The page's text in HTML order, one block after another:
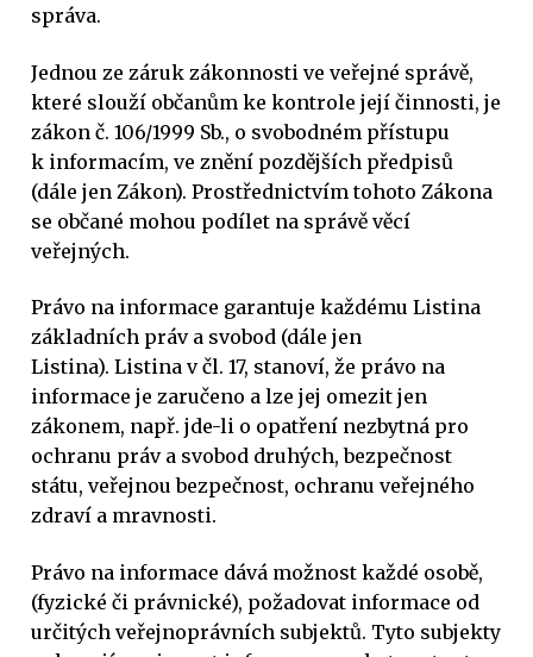
správa.
Jednou ze záruk zákonnosti ve veřejné správě,
které slouží občanům ke kontrole její činnosti, je
zákon č. 106/1999 Sb., o svobodném přístupu
k informacím, ve znění pozdějších předpisů
(dále jen Zákon). Prostřednictvím tohoto Zákona
se občané mohou podílet na správě věcí
veřejných.
Právo na informace garantuje každému Listina
základních práv a svobod (dále jen
Listina). Listina v čl. 17, stanoví, že právo na
informace je zaručeno a lze jej omezit jen
zákonem, např. jde-li o opatření nezbytná pro
ochranu práv a svobod druhých, bezpečnost
státu, veřejnou bezpečnost, ochranu veřejného
zdraví a mravnosti.
Právo na informace dává možnost každé osobě,
(fyzické či právnické), požadovat informace od
určitých veřejnoprávních subjektů. Tyto subjekty